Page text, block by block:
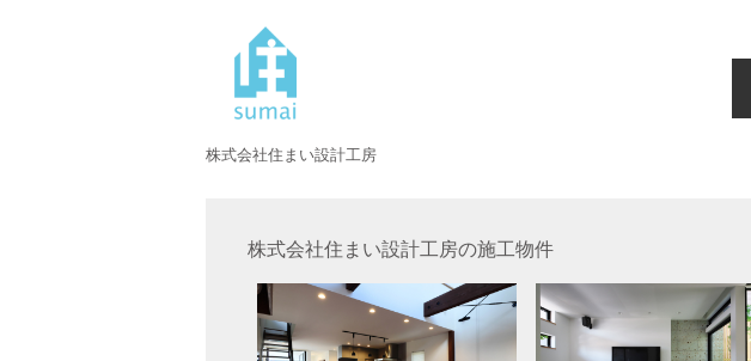
株式会社住まい設計工房
株式会社住まい設計工房の施工物件